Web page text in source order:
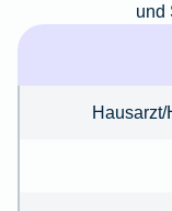
und
Hausarzt/